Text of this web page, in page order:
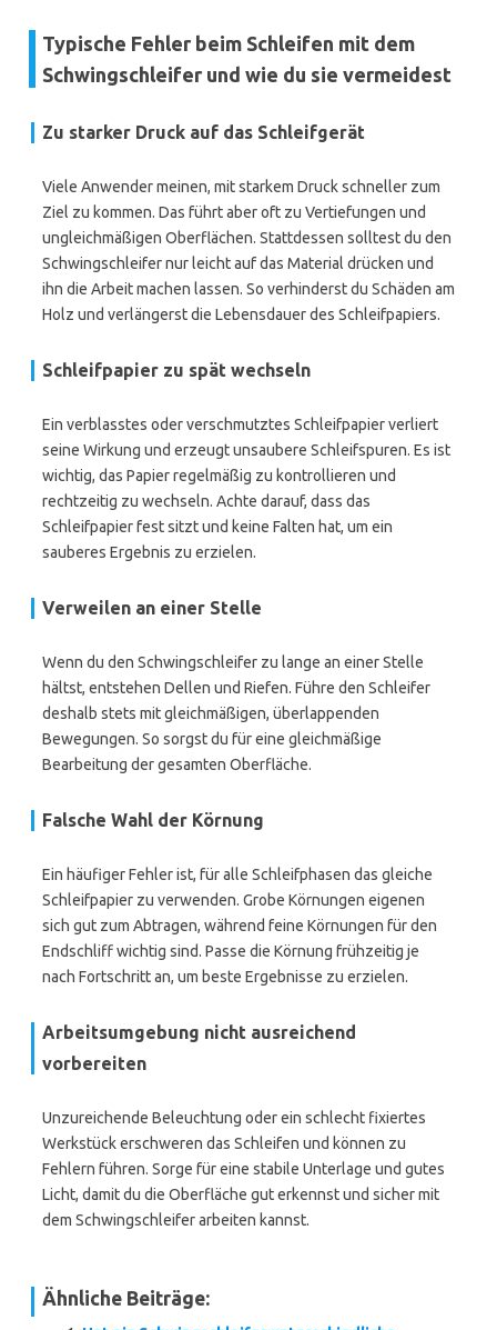
Typische Fehler beim Schleifen mit dem
Schwingschleifer und wie du sie vermeidest
Zu starker Druck auf das Schleifgerät
Viele Anwender meinen, mit starkem Druck schneller zum
Ziel zu kommen. Das führt aber oft zu Vertiefungen und
ungleichmäßigen Oberflächen. Stattdessen solltest du den
Schwingschleifer nur leicht auf das Material drücken und
ihn die Arbeit machen lassen. So verhinderst du Schäden am
Holz und verlängerst die Lebensdauer des Schleifpapiers.
Schleifpapier zu spät wechseln
Ein verblasstes oder verschmutztes Schleifpapier verliert
seine Wirkung und erzeugt unsaubere Schleifspuren. Es ist
wichtig, das Papier regelmäßig zu kontrollieren und
rechtzeitig zu wechseln. Achte darauf, dass das
Schleifpapier fest sitzt und keine Falten hat, um ein
sauberes Ergebnis zu erzielen.
Verweilen an einer Stelle
Wenn du den Schwingschleifer zu lange an einer Stelle
hältst, entstehen Dellen und Riefen. Führe den Schleifer
deshalb stets mit gleichmäßigen, überlappenden
Bewegungen. So sorgst du für eine gleichmäßige
Bearbeitung der gesamten Oberfläche.
Falsche Wahl der Körnung
Ein häufiger Fehler ist, für alle Schleifphasen das gleiche
Schleifpapier zu verwenden. Grobe Körnungen eigenen
sich gut zum Abtragen, während feine Körnungen für den
Endschliff wichtig sind. Passe die Körnung frühzeitig je
nach Fortschritt an, um beste Ergebnisse zu erzielen.
Arbeitsumgebung nicht ausreichend
vorbereiten
Unzureichende Beleuchtung oder ein schlecht fixiertes
Werkstück erschweren das Schleifen und können zu
Fehlern führen. Sorge für eine stabile Unterlage und gutes
Licht, damit du die Oberfläche gut erkennst und sicher mit
dem Schwingschleifer arbeiten kannst.
Ähnliche Beiträge: